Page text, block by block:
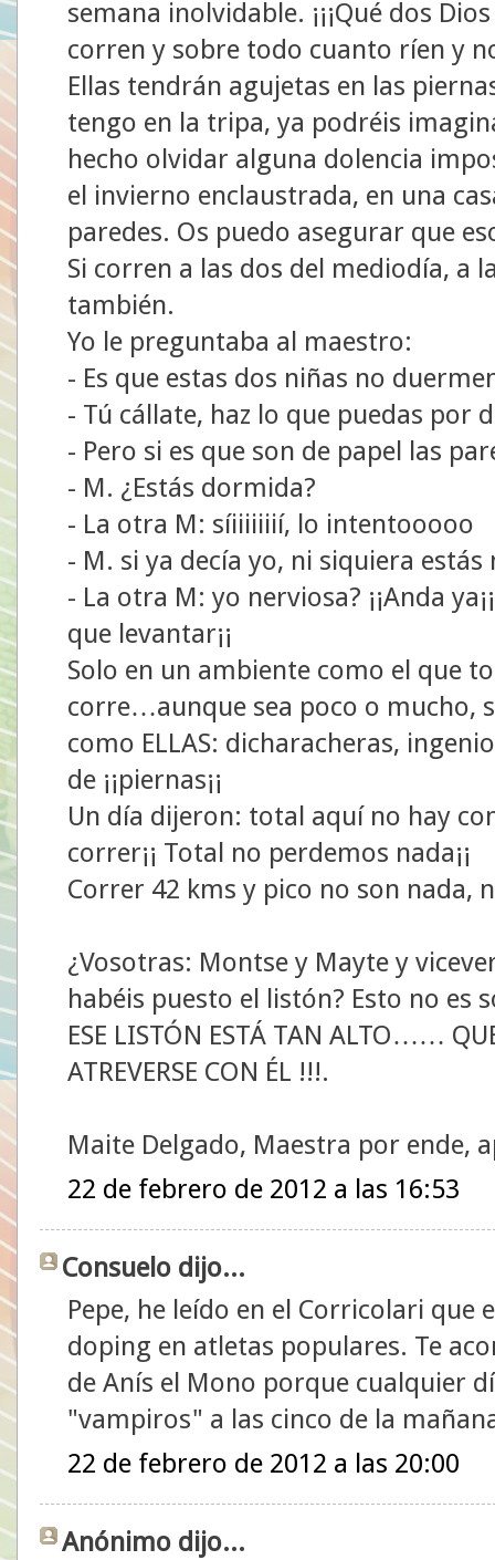
semana inolvidable. ¡¡¡Qué dos
corren y sobre todo cuanto ríen y
Ellas tendrán agujetas en las
tengo en la tripa, ya podréis
hecho olvidar alguna dolencia
el invierno enclaustrada, en una
paredes. Os puedo asegurar que
Si corren a las dos del mediodía, a
también.
Yo le preguntaba al maestro:
- Es que estas dos niñas no
- Tú cállate, haz lo que puedas por
- Pero si es que son de papel las
- M. ¿Estás dormida?
- La otra M: síiiiiiiií, lo intentooooo
- M. si ya decía yo, ni siquiera estás
- La otra M: yo nerviosa? ¡¡Anda
que levantar¡¡
Solo en un ambiente como el que
corre…aunque sea poco o mucho,
como ELLAS: dicharacheras,
de ¡¡piernas¡¡
Un día dijeron: total aquí no hay
correr¡¡ Total no perdemos nada¡¡
Correr 42 kms y pico no son nada,
¿Vosotras: Montse y Mayte y
habéis puesto el listón? Esto no es
ESE LISTÓN ESTÁ TAN ALTO……
ATREVERSE CON ÉL !!!.
Maite Delgado, Maestra por ende,
22 de febrero de 2012 a las 16:53
Consuelo dijo...
Pepe, he leído en el Corricolari que
doping en atletas populares. Te
de Anís el Mono porque cualquier
"vampiros" a las cinco de la
22 de febrero de 2012 a las 20:00
Anónimo dijo...